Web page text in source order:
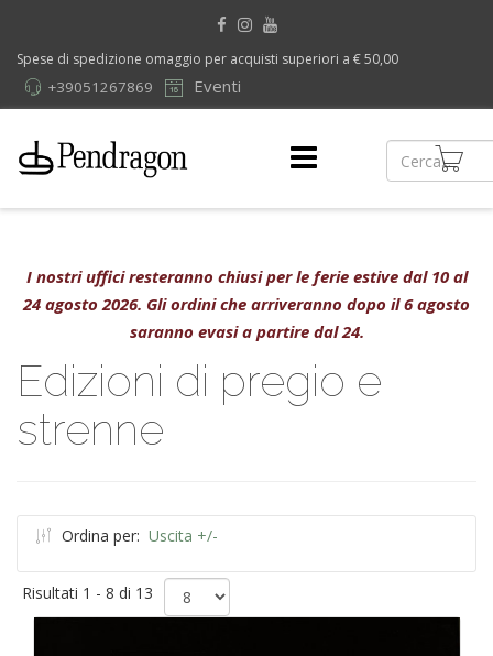
Spese di spedizione omaggio per acquisti superiori a € 50,00
Eventi
+39051267869
I nostri uffici resteranno chiusi per le ferie estive dal 10 al
24 agosto 2026. Gli ordini che arriveranno dopo il 6 agosto
saranno evasi a partire dal 24.
Edizioni di pregio e
strenne
Ordina per: Uscita +/-
Risultati 1 - 8 di 13